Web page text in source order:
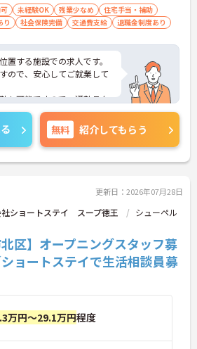
未経験OK 残業少なめ
住宅手当・補助
り
社会保険完備 交通費支給 退職金制度あり
置する施設での求人です。
ので、安心してご就業して
も可能ですので、通勤ラク
対策ポイントなど、さらに
のでお気軽にご相談くださ
無料 紹介してもらう
更新日：2026年07月28日
ショートステイ スープ徳王
シューペル
北区】オープニングスタッフ募
ョートステイで生活相談員募
万円～29.1万円程度